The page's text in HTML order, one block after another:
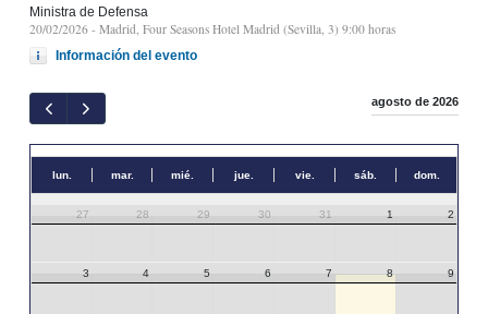
Ministra de Defensa
20/02/2026 - Madrid, Four Seasons Hotel Madrid (Sevilla, 3) 9:00 horas
Información del evento
agosto de 2026
lun. mar. mié. jue. vie. sáb. dom.
27 28 29 30 31 1 2
3 4 5 6 7 8 9